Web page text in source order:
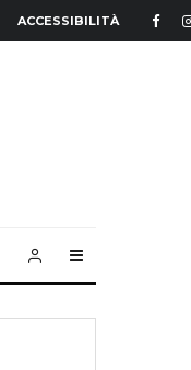
ACCESSIBILITÀ